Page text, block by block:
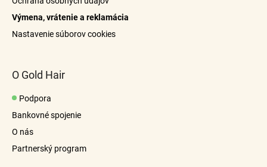
Výmena, vrátenie a reklamácia
Nastavenie súborov cookies
O Gold Hair
Podpora
Bankovné spojenie
O nás
Partnerský program